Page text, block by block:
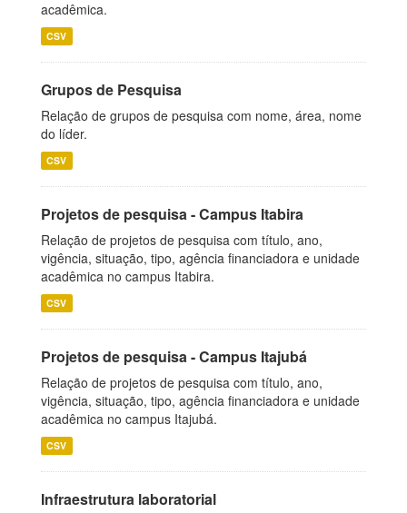
acadêmica.
CSV
Grupos de Pesquisa
Relação de grupos de pesquisa com nome, área, nome
do líder.
CSV
Projetos de pesquisa - Campus Itabira
Relação de projetos de pesquisa com título, ano,
vigência, situação, tipo, agência financiadora e unidade
acadêmica no campus Itabira.
CSV
Projetos de pesquisa - Campus Itajubá
Relação de projetos de pesquisa com título, ano,
vigência, situação, tipo, agência financiadora e unidade
acadêmica no campus Itajubá.
CSV
Infraestrutura laboratorial